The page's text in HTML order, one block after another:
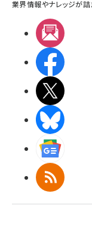
業界情報やナレッジが詰
RSS